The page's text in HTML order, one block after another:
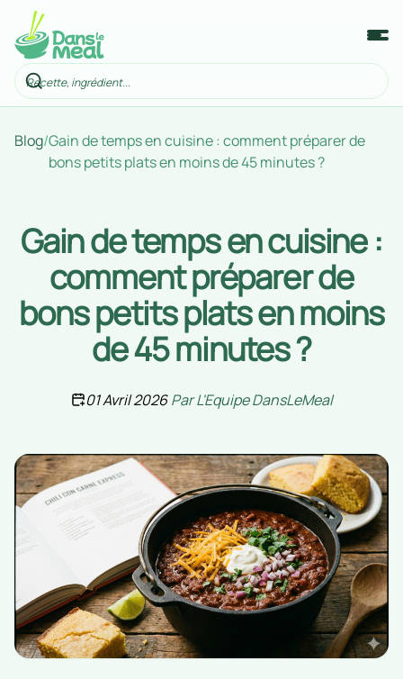
Blog/Gain de temps en cuisine : comment préparer de
bons petits plats en moins de 45 minutes ?
Gain de temps en cuisine :
comment préparer de
bons petits plats en moins
de 45 minutes ?
01 Avril 2026 ParL'Equipe DansLeMeal